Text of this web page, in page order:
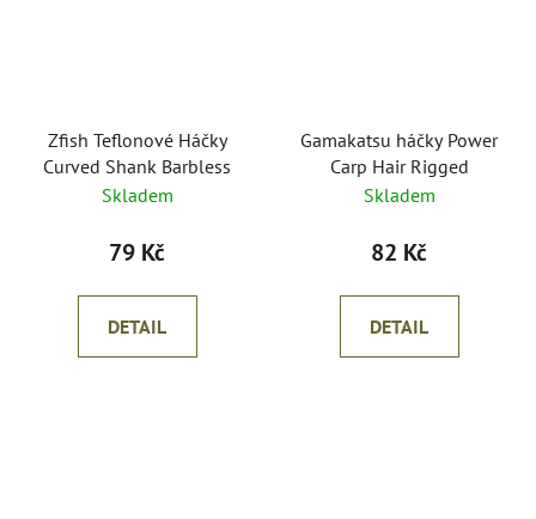
Zfish Teflonové Háčky
Curved Shank Barbless
Skladem
79 Kč
DETAIL
Gamakatsu háčky Power
Carp Hair Rigged
Skladem
82 Kč
DETAIL